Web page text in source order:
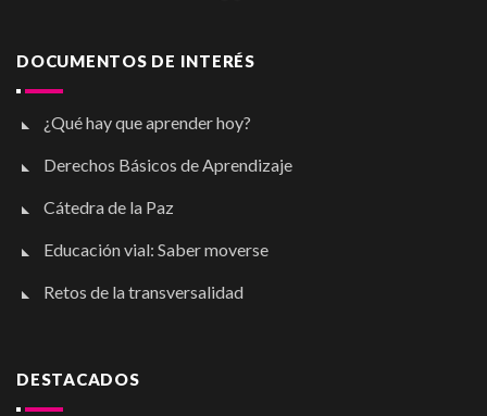
DOCUMENTOS DE INTERÉS
¿Qué hay que aprender hoy?
Derechos Básicos de Aprendizaje
Cátedra de la Paz
Educación vial: Saber moverse
Retos de la transversalidad
DESTACADOS